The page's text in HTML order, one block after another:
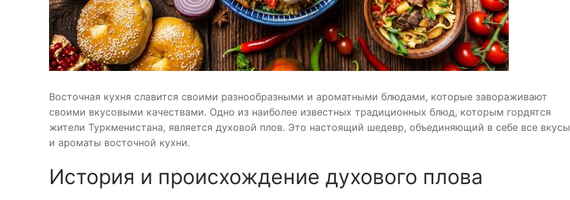
Восточная кухня славится своими разнообразными и ароматными блюдами, которые завораживают
своими вкусовыми качествами. Одно из наиболее известных традиционных блюд, которым гордятся
жители Туркменистана, является духовой плов. Это настоящий шедевр, объединяющий в себе все вкусы
и ароматы восточной кухни.
История и происхождение духового плова